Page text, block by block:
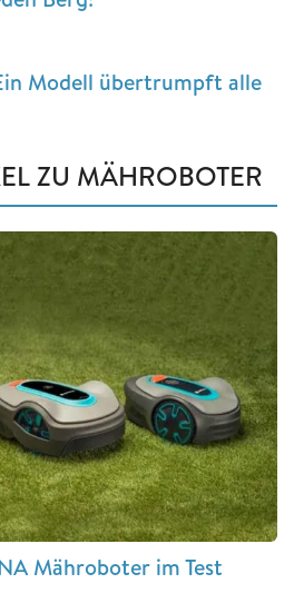
Modell übertrumpft alle
ZU MÄHROBOTER
Mähroboter im Test